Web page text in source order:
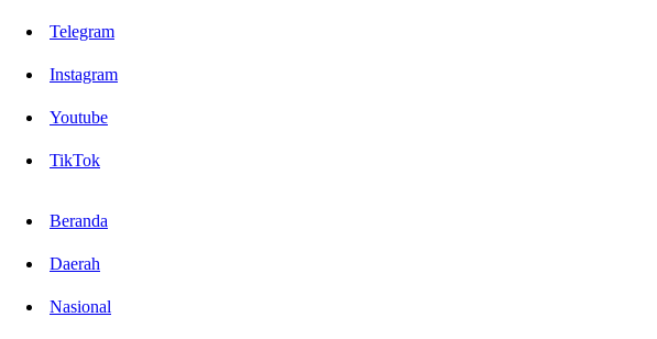
Telegram
Instagram
Youtube
TikTok
Beranda
Daerah
Nasional